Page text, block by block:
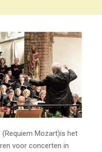
Mozart)is het
voor concerten in